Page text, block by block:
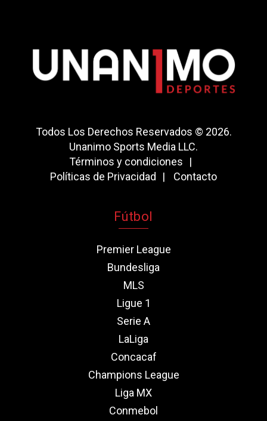
Todos Los Derechos Reservados © 2026.
Unanimo Sports Media LLC.
Términos y condiciones
Políticas de Privacidad
Contacto
Fútbol
Premier League
Bundesliga
MLS
Ligue 1
Serie A
LaLiga
Concacaf
Champions League
Liga MX
Conmebol